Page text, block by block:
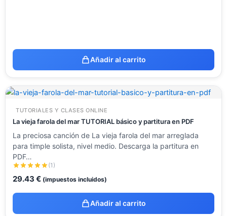
Añadir al carrito
TUTORIALES Y CLASES ONLINE
La vieja farola del mar TUTORIAL básico y partitura en PDF
La preciosa canción de La vieja farola del mar arreglada
para timple solista, nivel medio. Descarga la partitura en
PDF…
(1)
29.43 € (impuestos incluidos)
Añadir al carrito